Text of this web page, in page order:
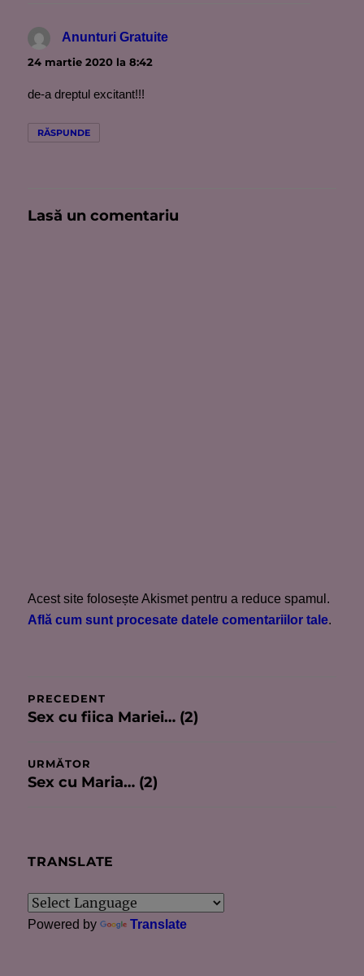
Anunturi Gratuite
24 martie 2020 la 8:42
de-a dreptul excitant!!!
RĂSPUNDE
Lasă un comentariu
Acest site folosește Akismet pentru a reduce spamul.
Află cum sunt procesate datele comentariilor tale.
Navigare
în
articole
PRECEDENT
Articolul
Sex cu fiica Mariei… (2)
URMĂTOR
Articolul
Sex cu Maria… (2)
TRANSLATE
Powered by Translate